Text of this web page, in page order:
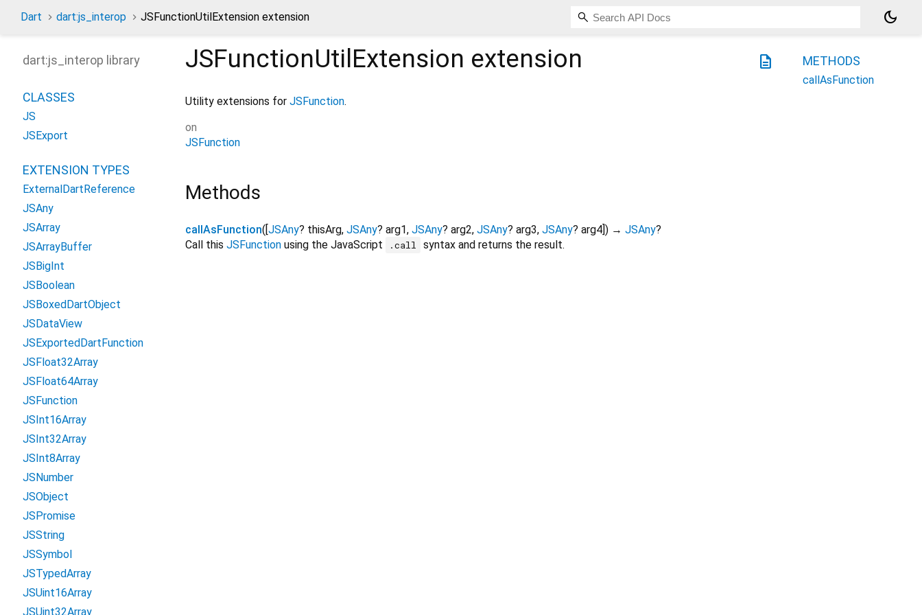
Dart dart:js_interop JSFunctionUtilExtension extension dark_mode
description
JSFunctionUtilExtension extension
Utility extensions for JSFunction.
on
JSFunction
Methods
callAsFunction([JSAny? thisArg, JSAny? arg1, JSAny? arg2, JSAny? arg3, JSAny? arg4]) → JSAny?
Call this JSFunction using the JavaScript .call syntax and returns the result.
dart:js_interop library
CLASSES
JS
JSExport
EXTENSION TYPES
ExternalDartReference
JSAny
JSArray
JSArrayBuffer
JSBigInt
JSBoolean
JSBoxedDartObject
JSDataView
JSExportedDartFunction
JSFloat32Array
JSFloat64Array
JSFunction
JSInt16Array
JSInt32Array
JSInt8Array
JSNumber
JSObject
JSPromise
JSString
JSSymbol
JSTypedArray
JSUint16Array
JSUint32Array
METHODS
callAsFunction